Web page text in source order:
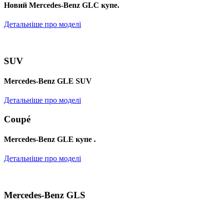
Новий Mercedes-Benz GLС купе.
Детальніше про моделі
SUV
Mercedes-Benz GLE SUV
Детальніше про моделі
Coupé
Mercedes-Benz GLE купе .
Детальніше про моделі
Mercedes-Benz GLS